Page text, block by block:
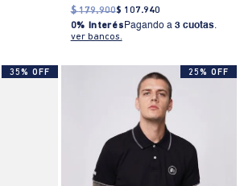
$ 179.900$ 107.940
0% InterésPagando a 3 cuotas.
ver bancos.
35% OFF 25% OFF